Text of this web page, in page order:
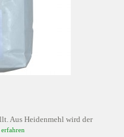
Aus Heidenmehl wird der